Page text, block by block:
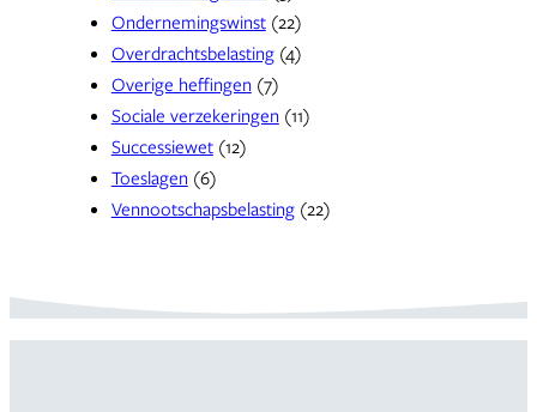
Ondernemingswinst(22)
Overdrachtsbelasting(4)
Overige heffingen (7)
Sociale verzekeringen (11)
Successiewet(12)
Toeslagen (6)
Vennootschapsbelasting(22)